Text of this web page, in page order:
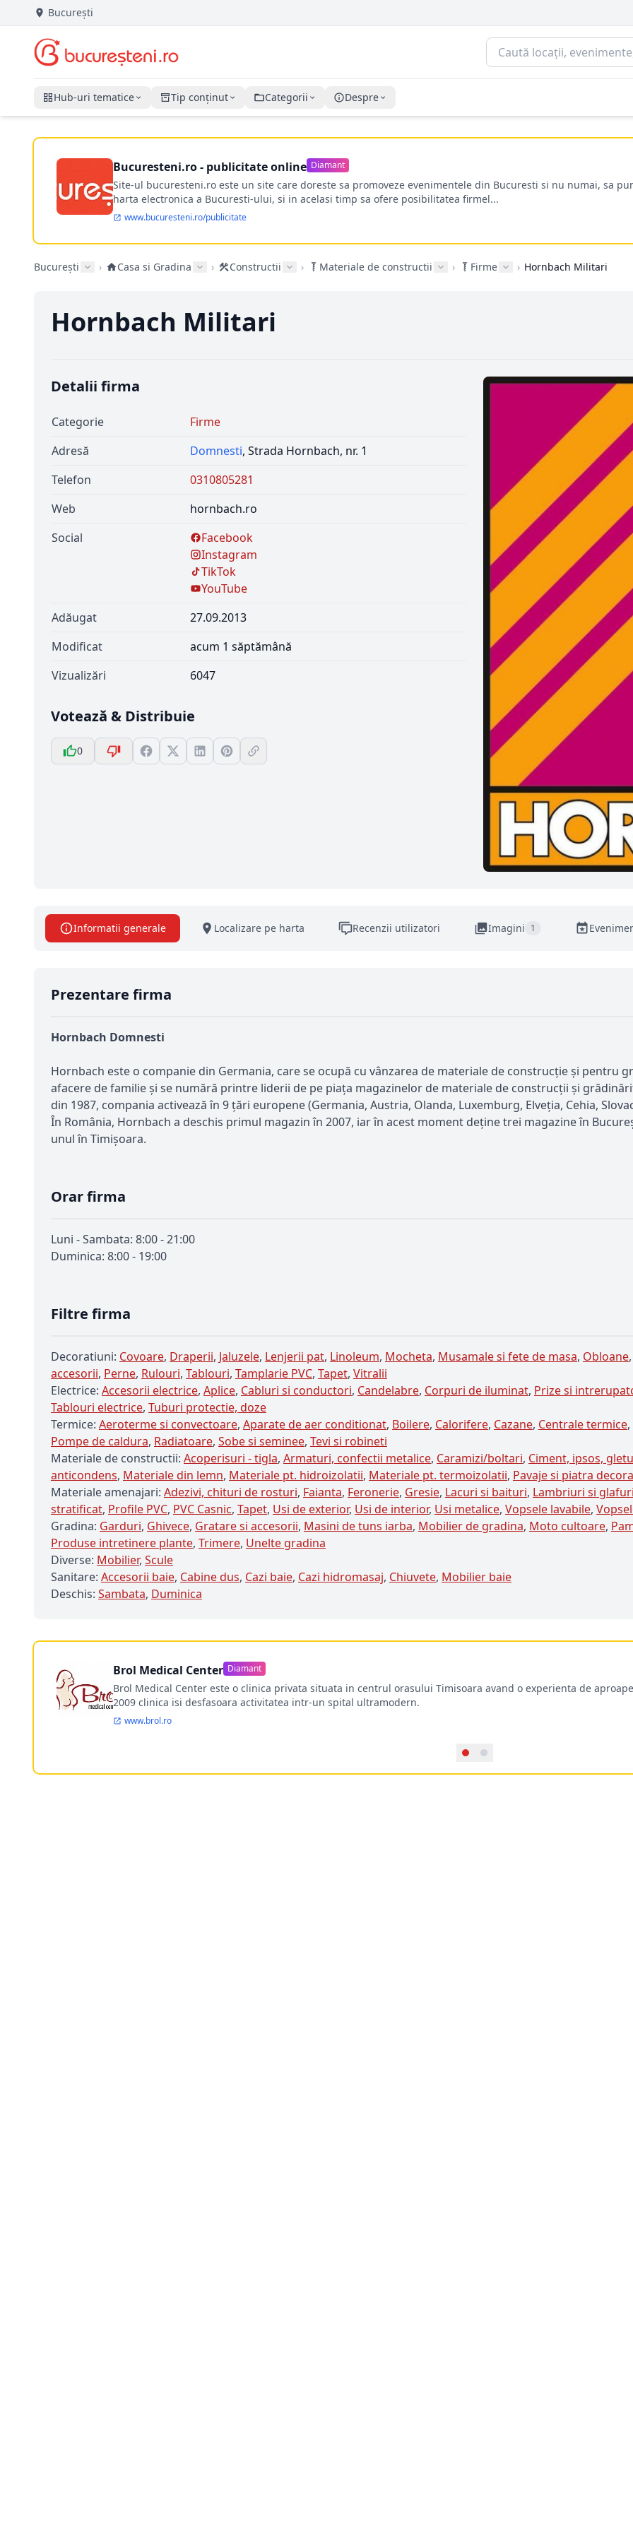
București
Hub-uri tematice Tip conținut Categorii Despre
Bucuresteni.ro - publicitate online Diamant
Site-ul bucuresteni.ro este un site care doreste sa promoveze evenimentele din Bucuresti si nu numai, sa
harta electronica a Bucuresti-ului, si in acelasi timp sa ofere posibilitatea firmel...
www.bucuresteni.ro/publicitate
București › Casa si Gradina › Constructii › Materiale de constructii › Firme › Hornbach Militari
Hornbach Militari
Detalii firma
Categorie
Firme
Adresă
Domnesti, Strada Hornbach, nr. 1
Telefon
0310805281
Web
hornbach.ro
Social
Facebook
Instagram
TikTok
YouTube
Adăugat
27.09.2013
Modificat
acum 1 săptămână
Vizualizări
6047
Votează & Distribuie
0
Informatii generale Localizare pe harta Recenzii utilizatori Imagini 1
Prezentare firma
Hornbach Domnesti
Hornbach este o companie din Germania, care se ocupă cu vânzarea de materiale de construcție și pentru
afacere de familie şi se numără printre liderii de pe piaţa magazinelor de materiale de construcţii şi
din 1987, compania activează în 9 ţări europene (Germania, Austria, Olanda, Luxemburg, Elveţia, Cehia,
În România, Hornbach a deschis primul magazin în 2007, iar în acest moment deţine trei magazine în
unul în Timişoara.
Orar firma
Luni - Sambata: 8:00 - 21:00
Duminica: 8:00 - 19:00
Filtre firma
Decoratiuni: Covoare, Draperii, Jaluzele, Lenjerii pat, Linoleum, Mocheta, Musamale si fete de masa, Obloane
accesorii, Perne, Rulouri, Tablouri, Tamplarie PVC, Tapet, Vitralii
Electrice: Accesorii electrice, Aplice, Cabluri si conductori, Candelabre, Corpuri de iluminat, Prize si
Tablouri electrice, Tuburi protectie, doze
Termice: Aeroterme si convectoare, Aparate de aer conditionat, Boilere, Calorifere, Cazane, Centrale termice,
Pompe de caldura, Radiatoare, Sobe si seminee, Tevi si robineti
Materiale de constructii: Acoperisuri - tigla, Armaturi, confectii metalice, Caramizi/boltari, Ciment, ipsos,
anticondens, Materiale din lemn, Materiale pt. hidroizolatii, Materiale pt. termoizolatii, Pavaje si piatra
Materiale amenajari: Adezivi, chituri de rosturi, Faianta, Feronerie, Gresie, Lacuri si baituri, Lambriuri si
stratificat, Profile PVC, PVC Casnic, Tapet, Usi de exterior, Usi de interior, Usi metalice, Vopsele lavabile,
Gradina: Garduri, Ghivece, Gratare si accesorii, Masini de tuns iarba, Mobilier de gradina, Moto cultoare,
Produse intretinere plante, Trimere, Unelte gradina
Diverse: Mobilier, Scule
Sanitare: Accesorii baie, Cabine dus, Cazi baie, Cazi hidromasaj, Chiuvete, Mobilier baie
Deschis: Sambata, Duminica
Brol Medical Center Diamant
Brol Medical Center este o clinica privata situata in centrul orasului Timisoara avand o experienta de
2009 clinica isi desfasoara activitatea intr-un spital ultramodern.
www.brol.ro